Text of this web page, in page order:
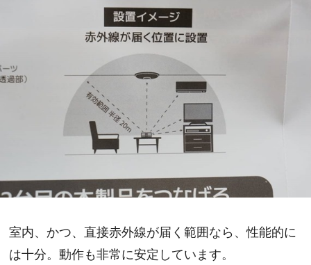
室内、かつ、直接赤外線が届く範囲なら、性能的に
は十分。動作も非常に安定しています。